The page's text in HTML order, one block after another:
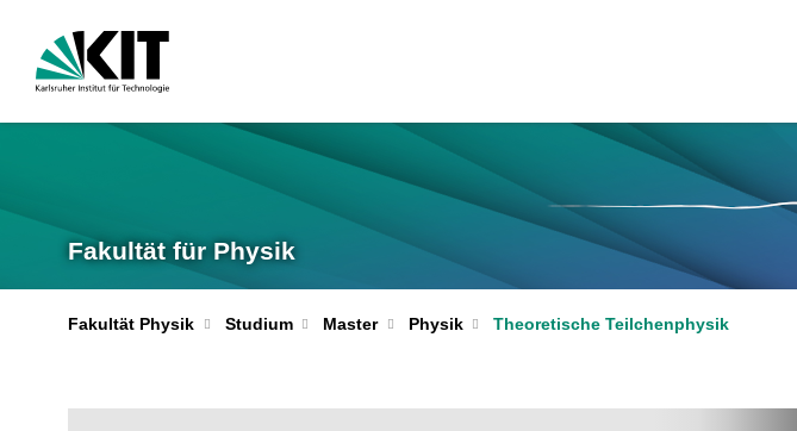
Fakultät für Physik
Fakultät Physik Studium Master Physik Theoretische Teilchenphysik